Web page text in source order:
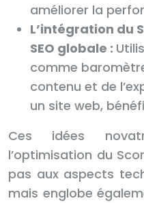
améliorer la
L’intégration du
SEO globale :
comme
contenu et de
un site web,
Ces idées
l’optimisation du
pas aux aspects
mais englobe